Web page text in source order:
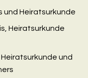
und Heiratsurkunde
Heiratsurkunde
und